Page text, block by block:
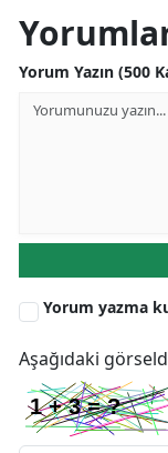
Yorum Yazın (500
Yorum yazma
Aşağıdaki